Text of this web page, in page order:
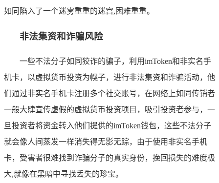
如同陷入了一个迷雾重重的迷宫,困难重重。
非法集资和诈骗风险
一些不法分子如同狡诈的骗子，利用imToken和非实名手
机卡，以虚拟货币投资为幌子，进行非法集资和诈骗活动，他
们通过非实名手机卡注册多个社交账号，在网络上如同传销者
一般大肆宣传虚假的虚拟货币投资项目，吸引投资者参与，一
旦投资者将资金转入他们提供的imToken钱包，这些不法分子
就会像人间蒸发一样消失得无影无踪，由于使用非实名手机
卡，受害者很难找到诈骗分子的真实身份，挽回损失的难度极
大,就像在黑暗中寻找丢失的珍宝。